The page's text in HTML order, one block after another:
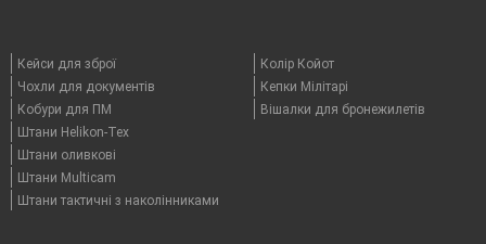
Кейси для зброї
Чохли для документів
Кобури для ПМ
Штани Helikon-Tex
Штани оливкові
Штани Multicam
Штани тактичні з наколінниками
Колір Койот
Кепки Мілітарі
Вішалки для бронежилетів